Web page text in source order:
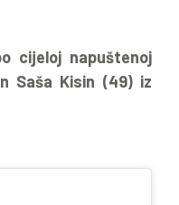
cijeloj napuštenoj
Saša Kisin (49) iz